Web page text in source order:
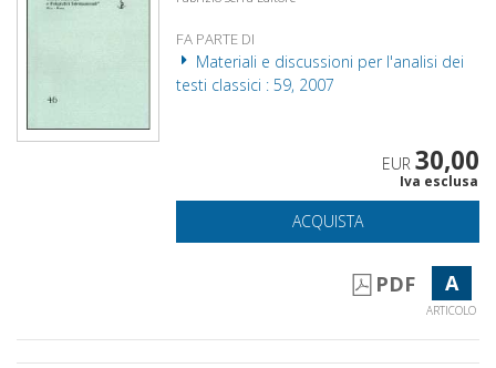
FA PARTE DI
Materiali e discussioni per l'analisi dei
testi classici : 59, 2007
EUR 30,00
Iva esclusa
ACQUISTA
PDF A
ARTICOLO